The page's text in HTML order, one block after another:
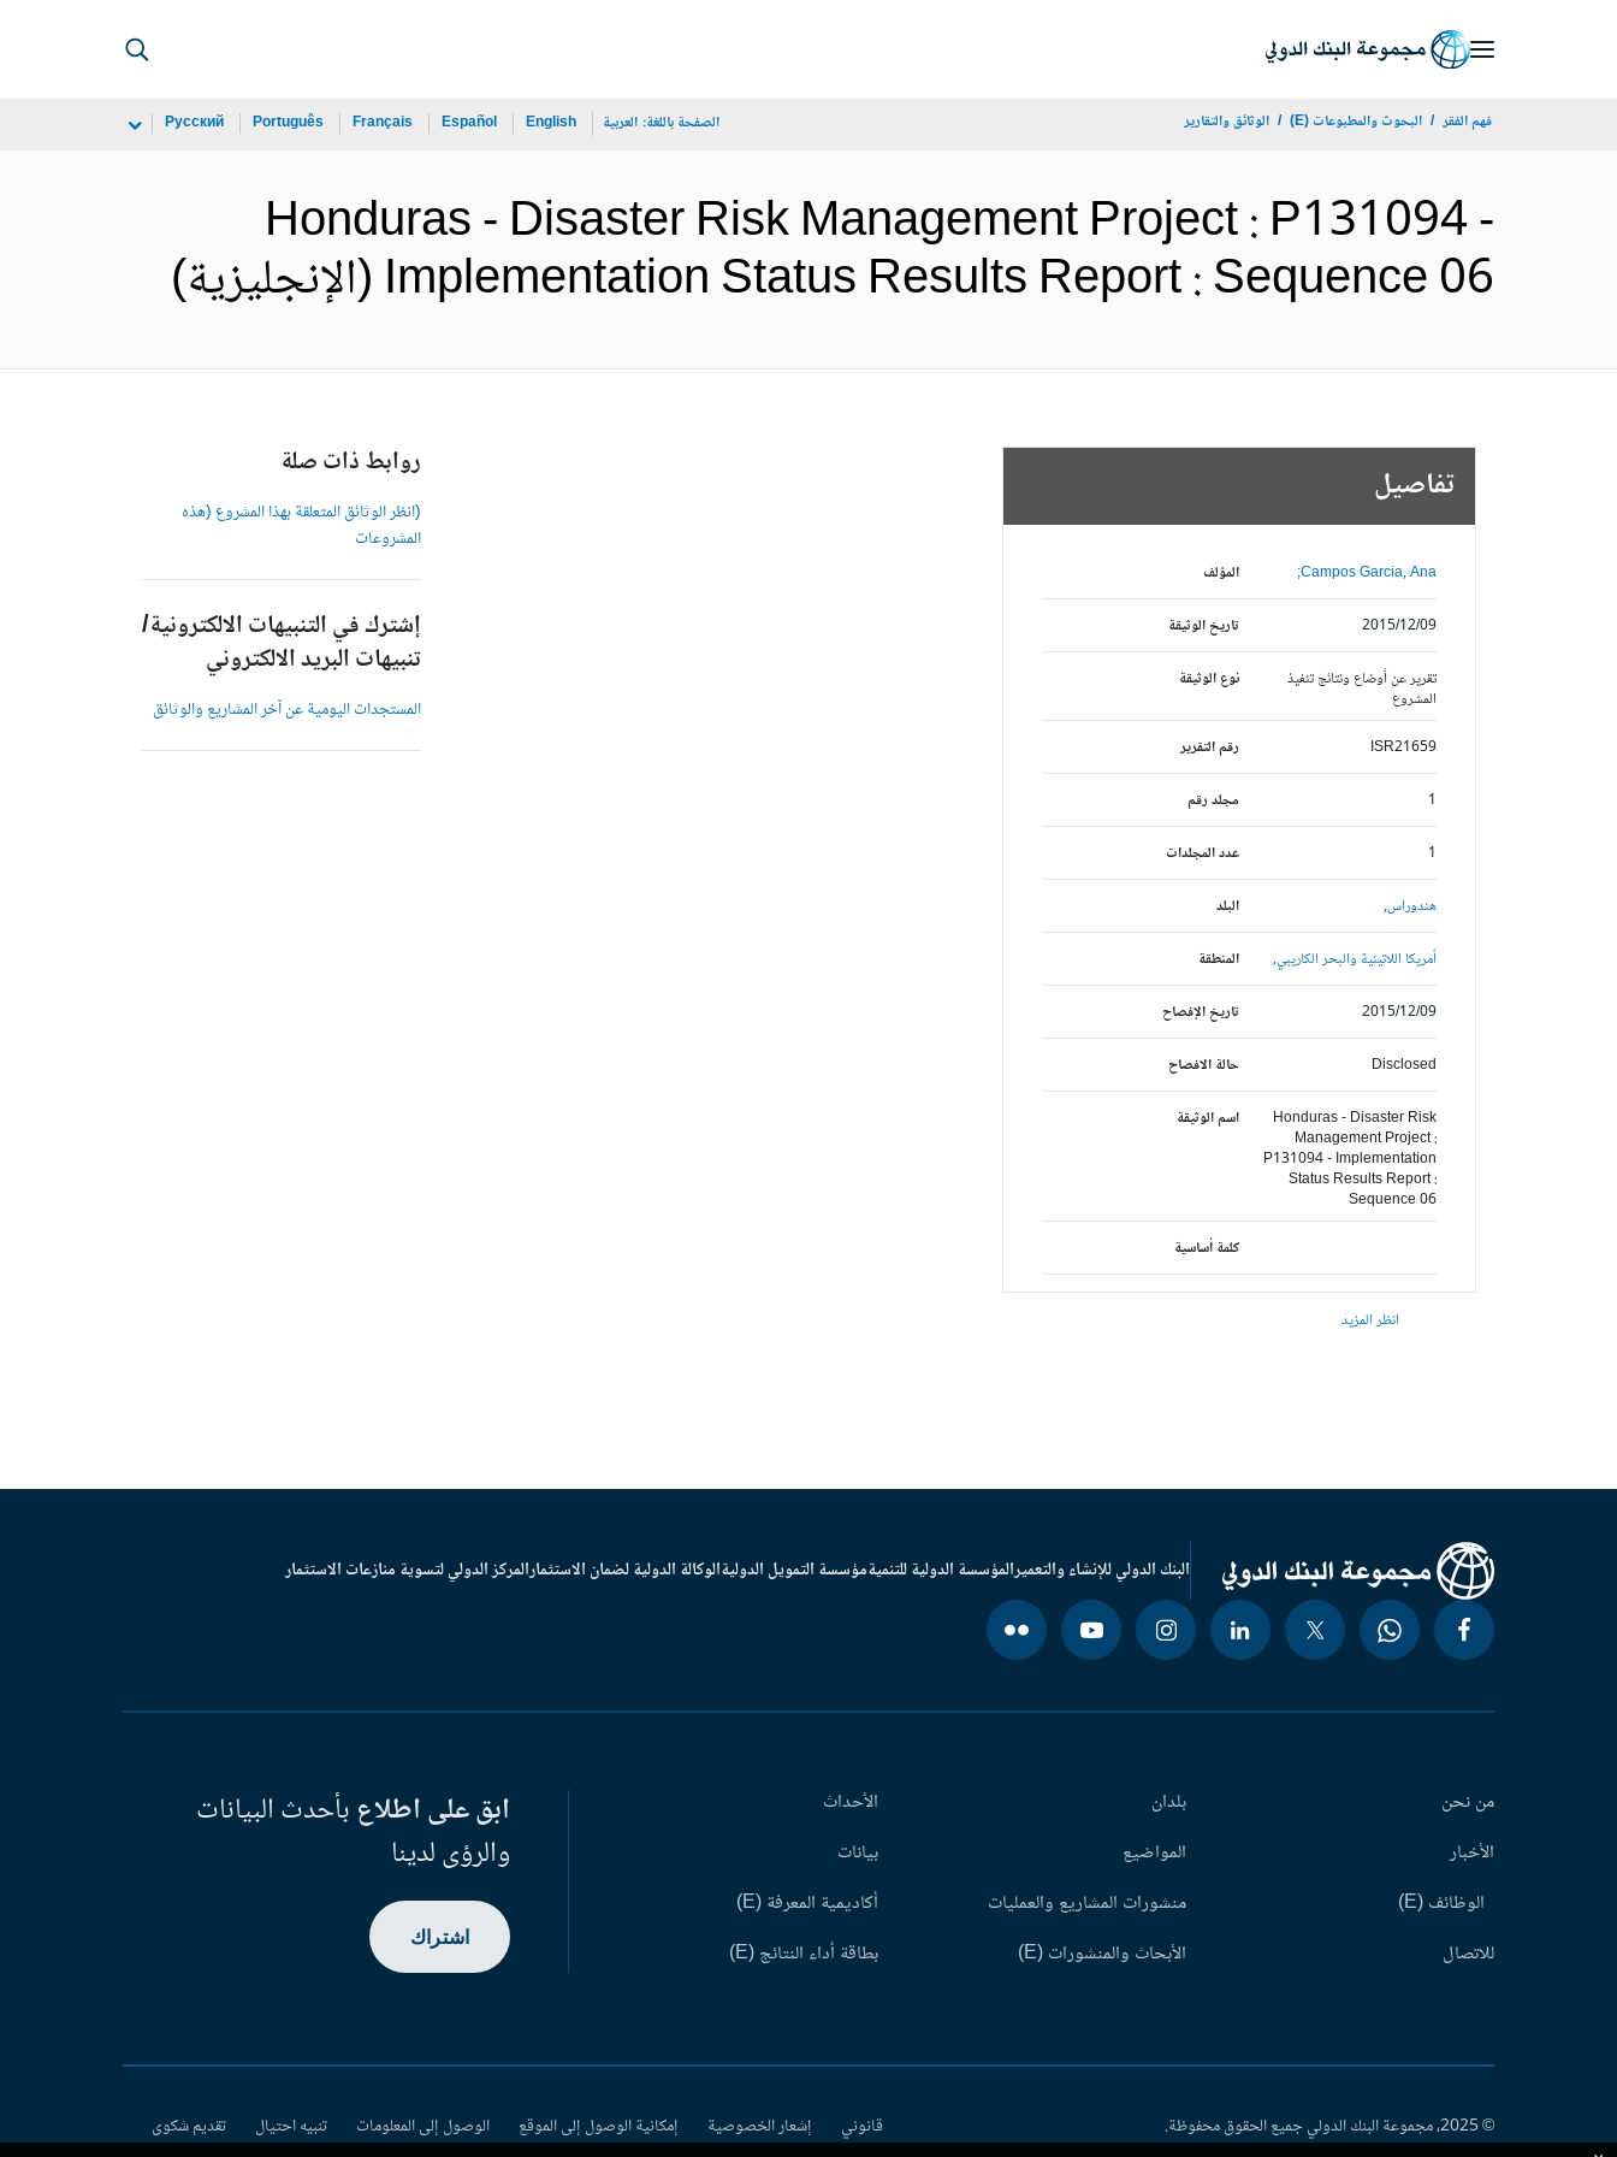
فهم الفقر البحوث والمطبوعات (E) الوثائق والتقارير الصفحة باللغة: العربية English
Español
Français
Português
Русский
Honduras - Disaster Risk Management Project : P131094 -
Implementation Status Results Report : Sequence 06 (الإنجليزية)
تفاصيل
المؤلف Campos Garcia, Ana;
تاريخ الوثيقة 2015/12/09
نوع الوثيقة
تقرير عن أوضاع ونتائج تنفيذ
المشروع
رقم التقرير
ISR21659
مجلد رقم 1
عدد المجلدات 1
البلد هندوراس,
المنطقة أمريكا اللاتينية والبحر الكاريبي,
تاريخ الإفصاح 2015/12/09
حالة الافصاح Disclosed
اسم الوثيقة
Honduras - Disaster Risk
Management Project :
P131094 - Implementation
Status Results Report :
Sequence 06
كلمة أساسية
انظر المزيد
روابط ذات صلة
(انظر الوثائق المتعلقة بهذا المشروع (هذه
المشروعات
إشترك في التنبيهات الالكترونية/
تنبيهات البريد الالكتروني
المستجدات اليومية عن آخر المشاريع والوثائق
البنك الدولي للإنشاء والتعميرالمؤسسة الدولية للتنميةمؤسسة التمويل الدوليةالوكالة الدولية لضمان الاستثمارالمركز الدولي لتسوية منازعات الاستثمار
من نحن
الأخبار
الوظائف (E)
للاتصال
بلدان
المواضيع
منشورات المشاريع والعمليات
الأبحاث والمنشورات (E)
الأحداث
بيانات
أكاديمية المعرفة (E)
بطاقة أداء النتائج (E)
ابق على اطلاعبأحدث البيانات
والرؤى لدينا
اشتراك
© 2025، مجموعة البنك الدولي جميع الحقوق محفوظة. قانوني إشعار الخصوصية إمكانية الوصول إلى الموقع الوصول إلى المعلومات تنبيه احتيال تقديم شكوى